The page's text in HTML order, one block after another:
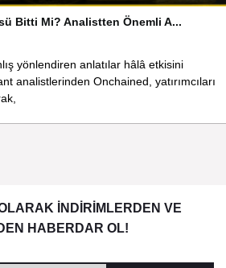
Bitti Mi? Analistten Önemli A...
yönlendiren anlatılar hâlâ etkisini
analistlerinden Onchained, yatırımcıları
İNDİRİMLERDEN VE
HABERDAR OL!